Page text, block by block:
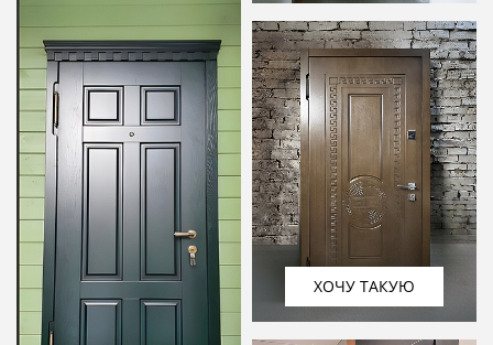
ХОЧУ ТАКУЮ